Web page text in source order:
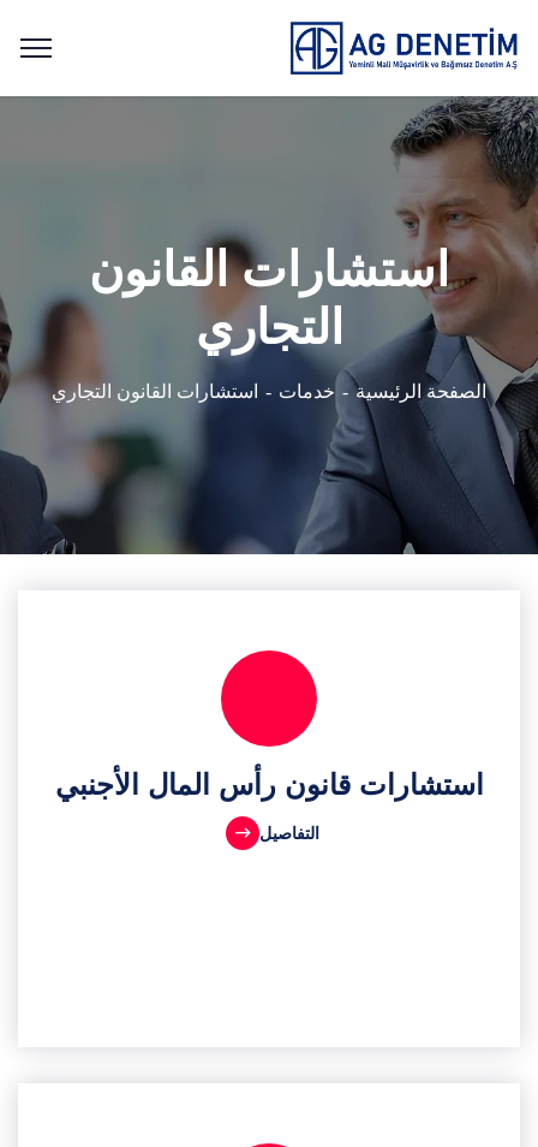
استشارات القانون
التجاري
الصفحة الرئيسية خدمات استشارات القانون التجاري
استشارات قانون رأس المال الأجنبي
التفاصيل